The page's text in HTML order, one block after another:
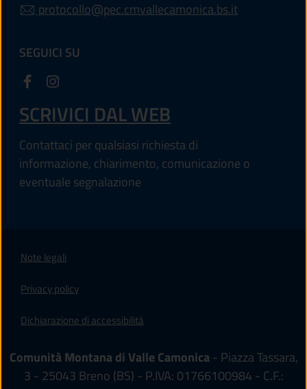
protocollo@pec.cmvallecamonica.bs.it
SEGUICI SU
SCRIVICI DAL WEB
Contattaci per qualsiasi richiesta di
informazione, chiarimento, comunicazione o
eventuale segnalazione
Note legali
Privacy policy
Dichiarazione di accessibilità
Comunità Montana di Valle Camonica- Piazza Tassara,
3 - 25043 Breno (BS) - P.IVA: 01766100984 - C.F.: